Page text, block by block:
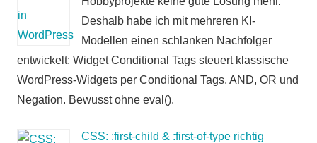
Deshalb habe ich mit mehreren KI-
Modellen einen schlanken Nachfolger
entwickelt: Widget Conditional Tags steuert klassische
WordPress-Widgets per Conditional Tags, AND, OR und
Negation. Bewusst ohne eval().
CSS: :first-child & :first-of-type richtig